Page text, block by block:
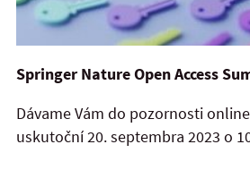
Springer Nature Open Access
Dávame Vám do pozornosti
uskutoční 20. septembra 2023 o